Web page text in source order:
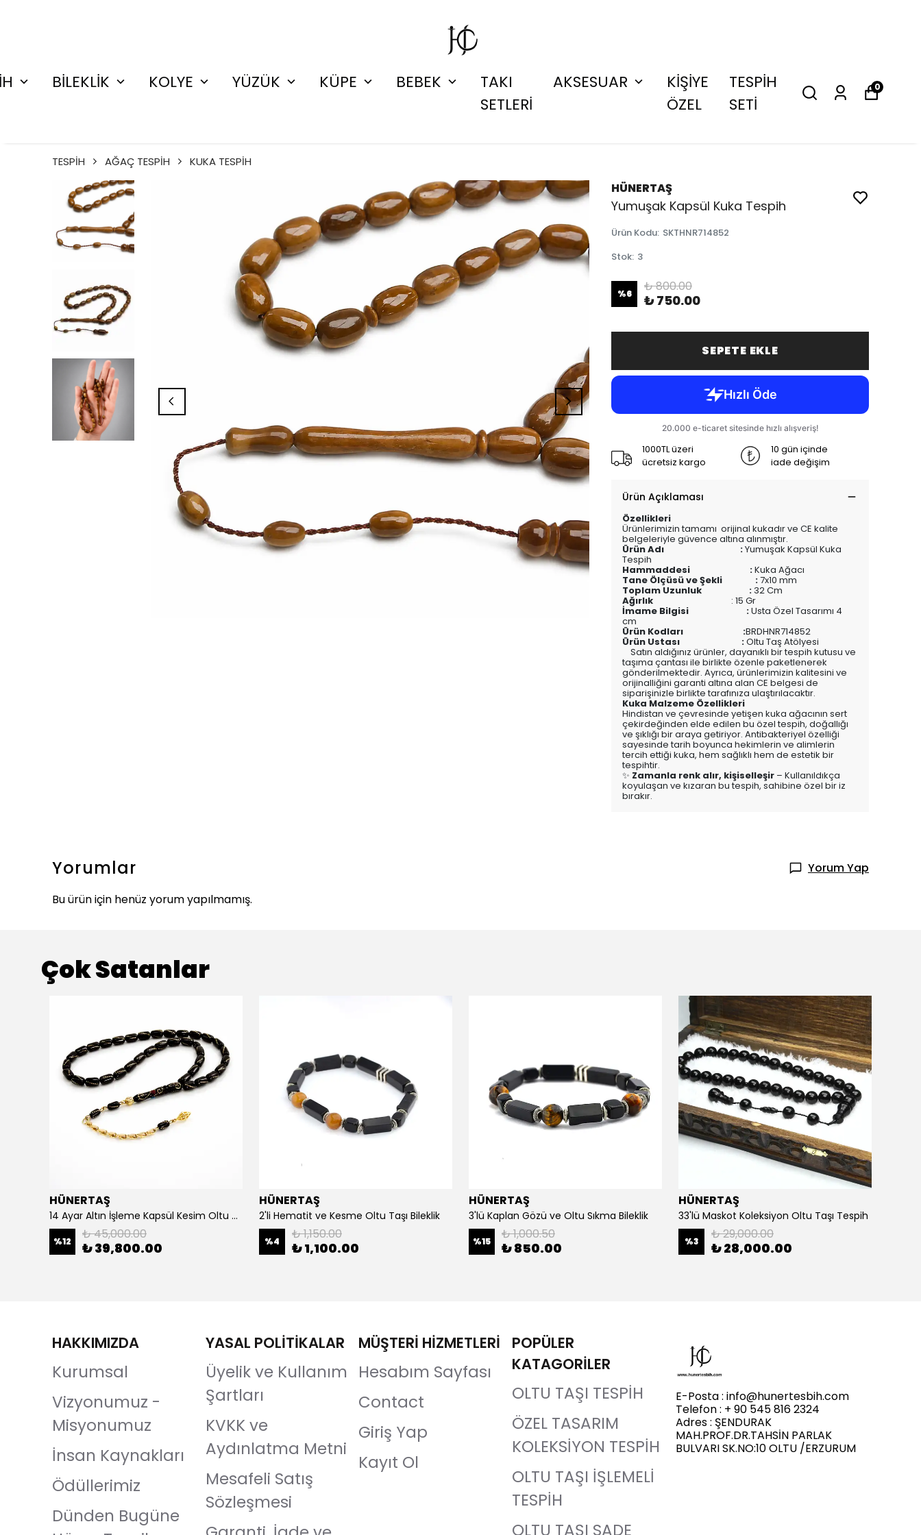
BİLEKLİK KOLYE YÜZÜK KÜPE BEBEK
TAKI
SETLERİ
AKSESUAR
KİŞİYE
ÖZEL
TESPİH
SETİ
0
TESPİH AĞAÇ TESPİH KUKA TESPİH
HÜNERTAŞ
Yumuşak Kapsül Kuka Tespih
Ürün Kodu: SKTHNR714852
Stok: 3
%6 ₺ 800.00
₺ 750.00
SEPETE EKLE
1000TL üzeri
ücretsiz kargo
10 gün içinde
iade değişim
Ürün Açıklaması
Özellikleri
Ürünlerimizin tamamı orijinal kukadır ve CE kalite
belgeleriyle güvence altına alınmıştır.
Ürün Adı :Yumuşak Kapsül Kuka
Tespih
Hammaddesi :Kuka Ağacı
Tane Ölçüsü ve Şekli :7x10 mm
Toplam Uzunluk :32 Cm
Ağırlık : 15 Gr
İmame Bilgisi :Usta Özel Tasarımı 4
cm
Ürün Kodları :BRDHNR714852
Ürün Ustası :Oltu Taş Atölyesi
Satın aldığınız ürünler, dayanıklı bir tespih kutusu ve
taşıma çantası ile birlikte özenle paketlenerek
gönderilmektedir. Ayrıca, ürünlerimizin kalitesini ve
orijinalliğini garanti altına alan CE belgesi de
siparişinizle birlikte tarafınıza ulaştırılacaktır.
Kuka Malzeme Özellikleri
Hindistan ve çevresinde yetişen kuka ağacının sert
çekirdeğinden elde edilen bu özel tespih, doğallığı
ve şıklığı bir araya getiriyor. Antibakteriyel özelliği
sayesinde tarih boyunca hekimlerin ve alimlerin
tercih ettiği kuka, hem sağlıklı hem de estetik bir
tespihtir.
✨ Zamanla renk alır, kişiselleşir – Kullanıldıkça
koyulaşan ve kızaran bu tespih, sahibine özel bir iz
bırakır.
Yorumlar
Yorum Yap
Bu ürün için henüz yorum yapılmamış.
Çok Satanlar
HÜNERTAŞ
14 Ayar Altın İşleme Kapsül Kesim Oltu Taşı Tespih
%12 ₺ 45,000.00
₺ 39,800.00
HÜNERTAŞ
2'li Hematit ve Kesme Oltu Taşı Bileklik
%4 ₺ 1,150.00
₺ 1,100.00
HÜNERTAŞ
3'lü Kaplan Gözü ve Oltu Sıkma Bileklik
%15 ₺ 1,000.50
₺ 850.00
HÜNERTAŞ
33'lü Maskot Koleksiyon Oltu Taşı Tespih
%3 ₺ 29,000.00
₺ 28,000.00
HAKKIMIZDA
Kurumsal
Vizyonumuz -
Misyonumuz
İnsan Kaynakları
Ödüllerimiz
Dünden Bugüne
YASAL POLİTİKALAR
Üyelik ve Kullanım
Şartları
KVKK ve
Aydınlatma Metni
Mesafeli Satış
Sözleşmesi
MÜŞTERİ HİZMETLERİ
Hesabım Sayfası
Contact
Giriş Yap
Kayıt Ol
POPÜLER
KATAGORİLER
OLTU TAŞI TESPİH
ÖZEL TASARIM
KOLEKSİYON TESPİH
OLTU TAŞI İŞLEMELİ
TESPİH
OLTU TAŞI SADE
E-Posta : info@hunertesbih.com
Telefon : + 90 545 816 2324
Adres : ŞENDURAK
MAH.PROF.DR.TAHSİN PARLAK
BULVARI SK.NO:10 OLTU /ERZURUM